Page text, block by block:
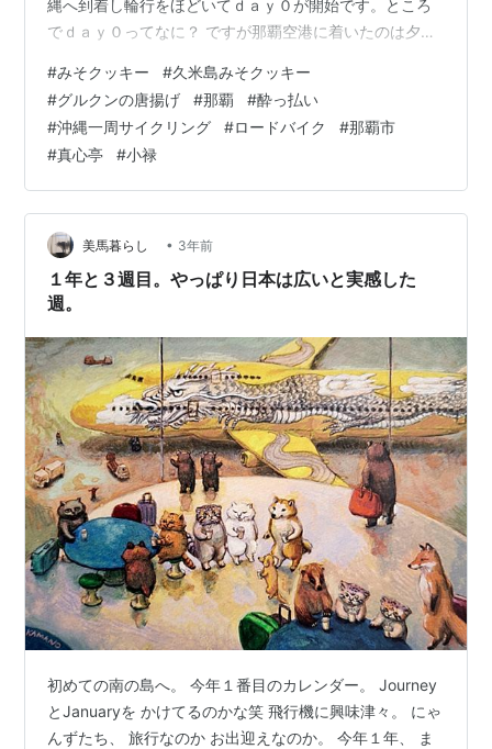
縄へ到着し輪行をほどいてｄａｙ０が開始です。ところ
でｄａｙ０ってなに？ ですが那覇空港に着いたのは夕
日目は最寄りのホテルへの移動のみになります。その距
離、５ｋｍ弱。実質的な沖縄一周サイクリングは、翌日
からとなります。そこで沖縄到着１日目はｄａｙ０と表
現しました。ホテルオロックスに到着し、いよいよ明日
からの沖縄一周サイクリングに備えます。
koumuin43.hatenablog.com 部屋に入…
#みそクッキー #久米島みそクッキー
#グルクンの唐揚げ #那覇 #酔っ払い
#沖縄一周サイクリング #ロードバイク #那覇市
#真心亭 #小禄
美馬暮らし • 3年前
１年と３週目。やっぱり日本は広いと実感した
週。
初めての南の島へ。 今年１番目のカレンダー。 Journey
とJanuaryを かけてるのかな笑 飛行機に興味津々。 にゃ
んずたち、 旅行なのか お出迎えなのか。 今年１年、 ま